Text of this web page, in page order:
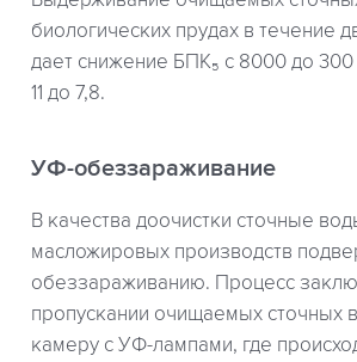
биологических прудах в течение
дает снижение БПК₅ с 8000 до
11 до 7,8.
УФ-обеззараживание
В качества доочистки сточные
масложировых производств
обеззараживанию. Процесс
пропускании очищаемых сточных
камеру с УФ-лампами, где